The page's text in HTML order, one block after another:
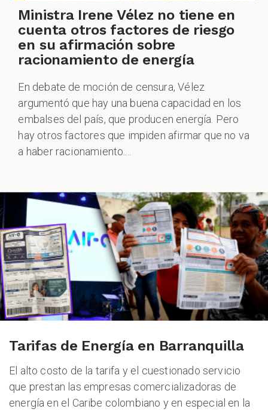
Ministra Irene Vélez no tiene en
cuenta otros factores de riesgo
en su afirmación sobre
racionamiento de energía
En debate de moción de censura, Vélez
argumentó que hay una buena capacidad en los
embalses del país, que producen energía. Pero
hay otros factores que impiden afirmar que no va
a haber racionamiento....
Tarifas de Energía en Barranquilla
El alto costo de la tarifa y el cuestionado servicio
que prestan las empresas comercializadoras de
energía en el Caribe colombiano y en especial en la